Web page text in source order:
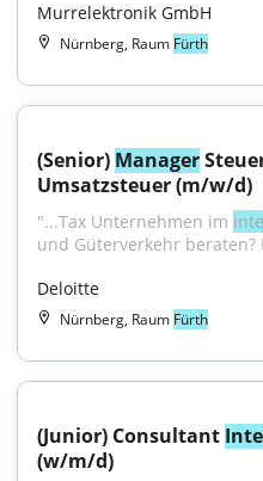
Murrelektronik GmbH
Nürnberg, Raum Fürth
(Senior) Manager
Umsatzsteuer (m/w/d)
"...Tax Unternehmen im
und Güterverkehr
Deloitte
Nürnberg, Raum Fürth
(Junior) Consultant
(w/m/d)